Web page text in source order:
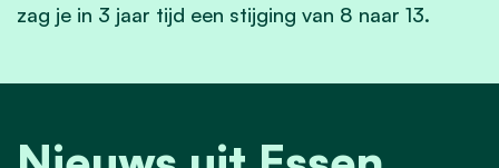
zag je in 3 jaar tijd een stijging van 8 naar 13.